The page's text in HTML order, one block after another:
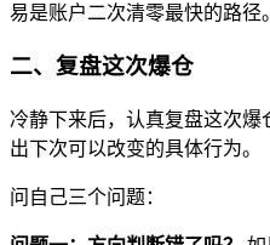
易是账户二次清零最快的路径。
二、复盘这次爆仓
冷静下来后，认真复盘这次
出下次可以改变的具体行为。
问自己三个问题：